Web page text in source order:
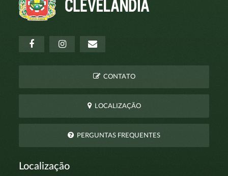
CONTATO
LOCALIZAÇÃO
PERGUNTAS FREQUENTES
Localização